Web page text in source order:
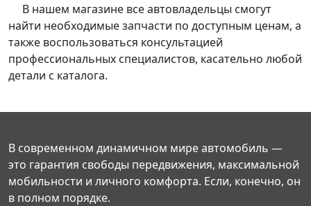
В нашем магазине все автовладельцы смогут
найти необходимые запчасти по доступным ценам, а
также воспользоваться консультацией
профессиональных специалистов, касательно любой
детали с каталога.
В современном динамичном мире автомобиль —
это гарантия свободы передвижения, максимальной
мобильности и личного комфорта. Если, конечно, он
в полном порядке.